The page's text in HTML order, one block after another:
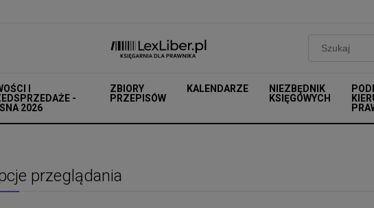
I
-
2026
ZBIORY
PRZEPISÓW
KALENDARZE
NIEZBĘDNIK
KSIĘGOWYCH
przeglądania